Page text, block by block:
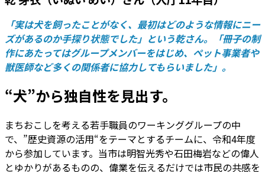
「実は犬を飼ったことがなく、最初はどのような情報にニー
ズがあるのか手探り状態でした」という乾さん。「冊子の制
作にあたってはグループメンバーをはじめ、ペット事業者や
獣医師など多くの関係者に協力してもらいました」。
“犬”から独自性を見出す。
まちおこしを考える若手職員のワーキンググループの中
で、”歴史資源の活用“をテーマとするチームに、令和4年度
から参加しています。当市は明智光秀や石田梅岩などの偉人
とゆかりがあるものの、偉業を伝えるだけでは市民の共感を